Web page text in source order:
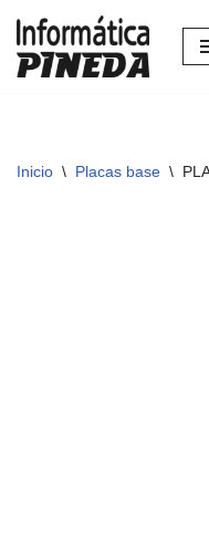
Saltar
Inicio \ Placas base \